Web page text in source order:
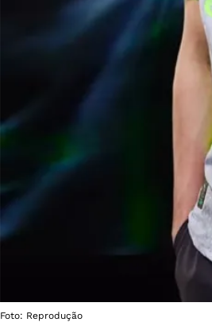
Foto: Reprodução